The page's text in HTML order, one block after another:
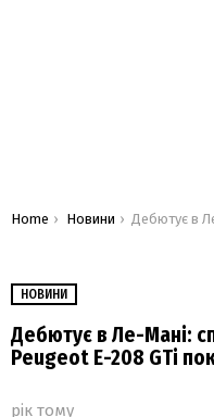
You are here:
Home Новини Дебютує в Ле-Мані: спортивний електромобіль Peugeot E-208 GTi
НОВИНИ
Дебютує в Ле-Мані:
Peugeot E-208 GTi
рік тому